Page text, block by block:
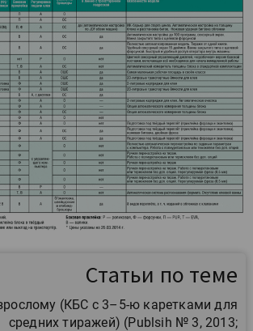
Статьи по теме
(КБС с 3–5-ю каретками для
средних тиражей) (Publsih № 3, 2013;